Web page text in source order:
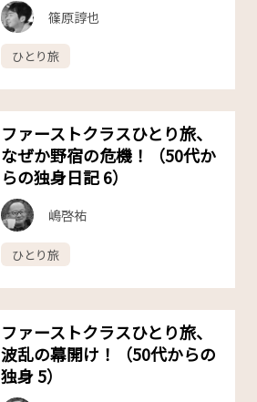
篠原諄也
ひとり旅
ファーストクラスひとり旅、
なぜか野宿の危機！（50代か
らの独身日記 6）
嶋啓祐
ひとり旅
ファーストクラスひとり旅、
波乱の幕開け！（50代からの
独身 5）